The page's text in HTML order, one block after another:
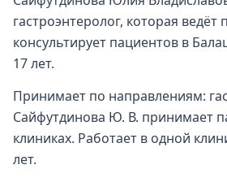
гастроэнтеролог, которая ведёт
консультирует пациентов в
17 лет.
Принимает по направлениям:
Сайфутдинова Ю. В. принимает
клиниках. Работает в одной
лет.